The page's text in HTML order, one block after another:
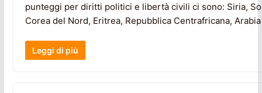
punteggi per diritti politici e libertà civili ci sono: Siria,
Corea del Nord, Eritrea, Repubblica Centrafricana,
Leggi di più